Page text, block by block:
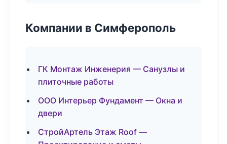
Компании в Симферополь
ГК Монтаж Инженерия — Санузлы и
плиточные работы
ООО Интерьер Фундамент — Окна и
двери
СтройАртель Этаж Roof —